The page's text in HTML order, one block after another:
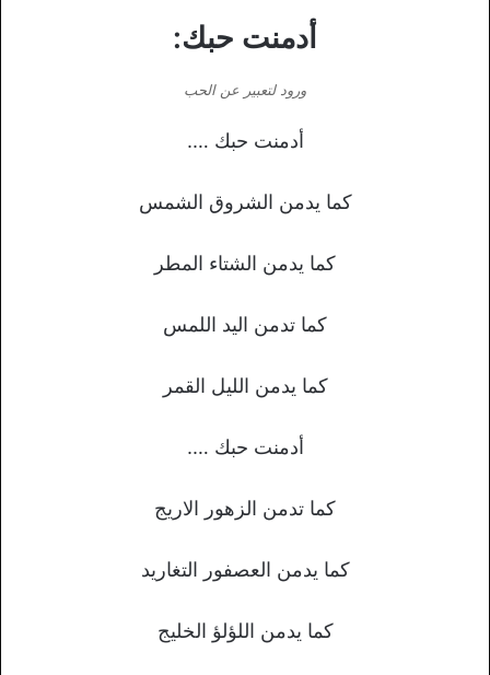
أدمنت حبك:
ورود لتعبير عن الحب
أدمنت حبك ….
كما يدمن الشروق الشمس
كما يدمن الشتاء المطر
كما تدمن اليد اللمس
كما يدمن الليل القمر
أدمنت حبك ….
كما تدمن الزهور الاريج
كما يدمن العصفور التغاريد
كما يدمن اللؤلؤ الخليج